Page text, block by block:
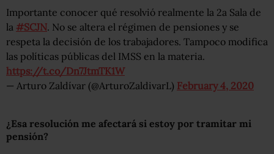
Importante conocer qué resolvió realmente la 2a Sala de
la #SCJN. No se altera el régimen de pensiones y se
respeta la decisión de los trabajadores. Tampoco modifica
las políticas públicas del IMSS en la materia.
https://t.co/Dn7JtmTK1W
— Arturo Zaldívar (@ArturoZaldivarL) February 4, 2020
¿Esa resolución me afectará si estoy por tramitar mi
pensión?